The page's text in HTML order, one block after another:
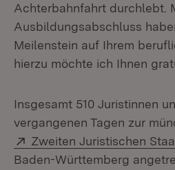
Achterbahnfahrt durchlebt.
Ausbildungsabschluss
Meilenstein auf Ihrem
hierzu möchte ich Ihnen
Insgesamt 510 Juristinnen
vergangenen Tagen zur
Extern:
Zweiten Juristischen
Baden-Württemberg